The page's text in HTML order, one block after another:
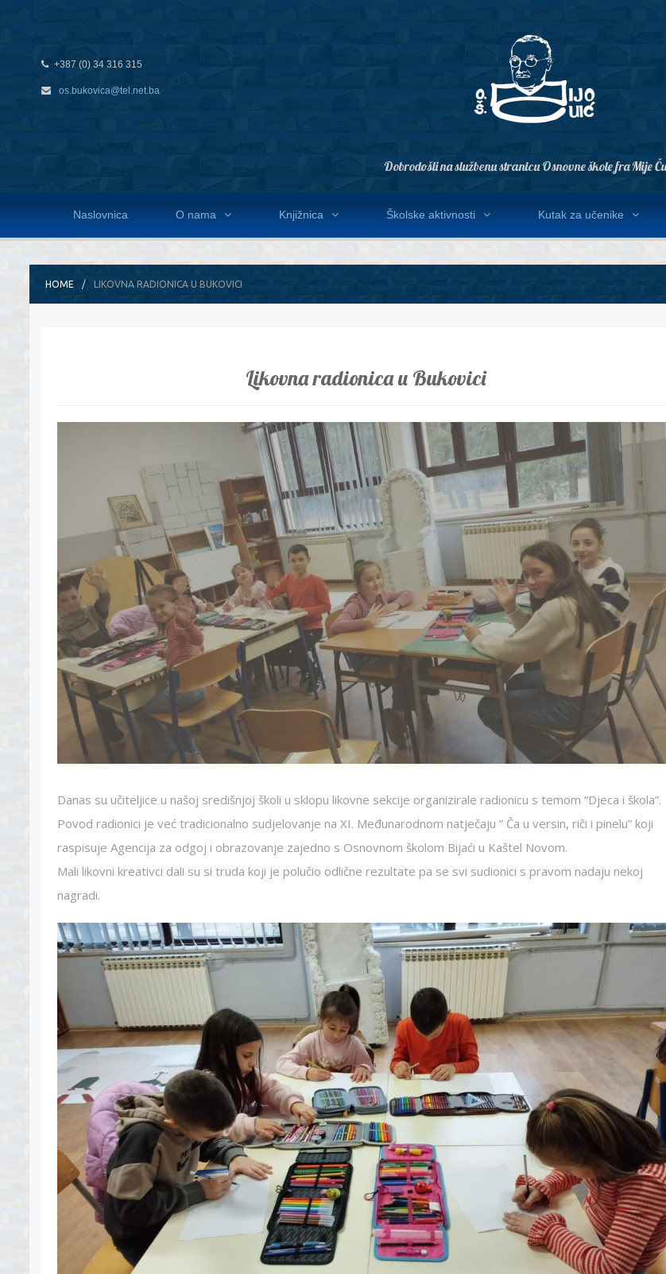
+387 (0) 34 316 315
os.bukovica@tel.net.ba
Dobrodošli na službenu stranicu Osnovne škole fra Mije
Naslovnica O nama Knjižnica Školske aktivnosti Kutak za učenike
HOME LIKOVNA RADIONICA U BUKOVICI
Likovna radionica u Bukovici
Danas su učiteljice u našoj središnjoj školi u sklopu likovne sekcije organizirale radionicu s temom “Djeca i škola”.
Povod radionici je već tradicionalno sudjelovanje na XI. Međunarodnom natječaju ” Ča u versin, riči i pinelu” koji
raspisuje Agencija za odgoj i obrazovanje zajedno s Osnovnom školom Bijaći u Kaštel Novom.
Mali likovni kreativci dali su si truda koji je polučio odlične rezultate pa se svi sudionici s pravom nadaju nekoj
nagradi.